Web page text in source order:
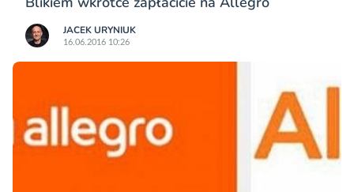
JACEK URYNIUK
16.06.2016 10:26